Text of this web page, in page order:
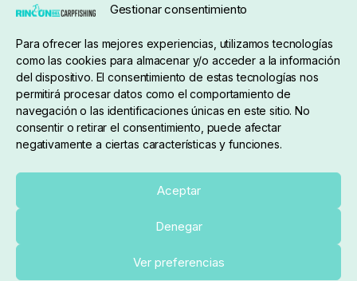
Gestionar consentimiento
Para ofrecer las mejores experiencias, utilizamos tecnologías
como las cookies para almacenar y/o acceder a la información
del dispositivo. El consentimiento de estas tecnologías nos
permitirá procesar datos como el comportamiento de
navegación o las identificaciones únicas en este sitio. No
consentir o retirar el consentimiento, puede afectar
negativamente a ciertas características y funciones.
Aceptar
Denegar
Ver preferencias
pedidos@elrincondelcarpfishing.com
910 824 923
Lunes a Viernes de 10:00 a 14:00 horas y 17:00 a
20:00
Paseo de Guadalajara, 36. Local 3. 28702. San
reservados.